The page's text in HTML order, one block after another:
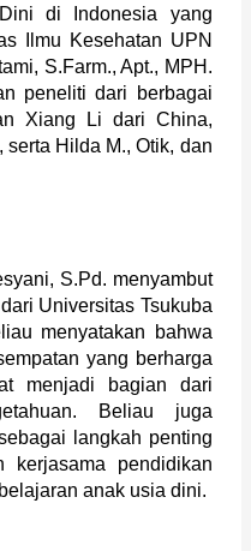
di Indonesia yang
Ilmu Kesehatan UPN
S.Farm., Apt., MPH.
peneliti dari berbagai
Xiang Li dari China,
Hilda M., Otik, dan
S.Pd. menyambut
Universitas Tsukuba
menyatakan bahwa
yang berharga
menjadi bagian dari
Beliau juga
langkah penting
kerjasama pendidikan
anak usia dini.